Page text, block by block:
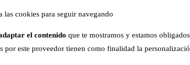
las cookies para seguir navegando
el contenido que te mostramos y estamos
por este proveedor tienen como finalidad la